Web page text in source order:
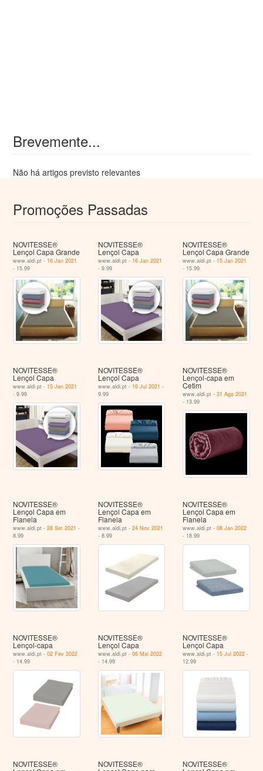
Brevemente...
Não há artigos previsto relevantes
Promoções Passadas
NOVITESSE®
Lençol Capa Grande
www.aldi.pt - 16 Jan 2021
- 15.99
NOVITESSE®
Lençol Capa
www.aldi.pt - 16 Jan 2021
- 9.99
NOVITESSE®
Lençol Capa Grande
www.aldi.pt - 15 Jan 2021
- 15.99
NOVITESSE®
Lençol Capa
www.aldi.pt - 15 Jan 2021
- 9.99
NOVITESSE®
Lençol Capa
www.aldi.pt - 16 Jul 2021 -
9.99
NOVITESSE®
Lençol-capa em
Cetim
www.aldi.pt -31 Ago 2021
- 13.99
NOVITESSE®
Lençol Capa em
Flanela
www.aldi.pt -28 Set 2021 -
8.99
NOVITESSE®
Lençol Capa em
Flanela
www.aldi.pt - 24 Nov 2021
- 8.99
NOVITESSE®
Lençol Capa em
Flanela
www.aldi.pt -08 Jan 2022
- 18.99
NOVITESSE®
Lençol-capa
www.aldi.pt -02 Fev 2022
- 14.99
NOVITESSE®
Lençol Capa
www.aldi.pt - 06 Mai 2022
- 14.99
NOVITESSE®
Lençol Capa
www.aldi.pt - 15 Jul 2022 -
12.99
NOVITESSE® NOVITESSE® NOVITESSE®